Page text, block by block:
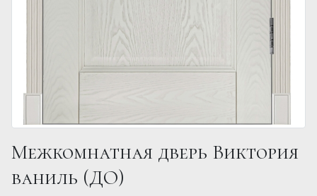
Межкомнатная дверь Виктория
ваниль (ДО)